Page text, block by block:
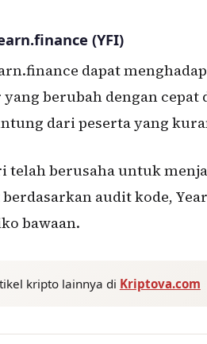
(YFI)
dapat
berubah dengan
dari peserta yang
telah berusaha untuk
audit kode,
bawaan.
kripto lainnya di Kriptova.com